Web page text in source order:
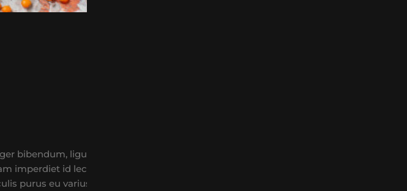
bibendum, ligula a dapibus bibendum, massa lectus
imperdiet id lectus sed vestibulum. Ut tempor libero sit
purus eu varius. Integer molestie in leo et consectetur.